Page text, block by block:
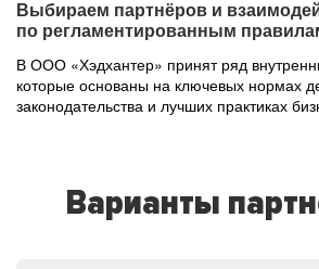
Выбираем партнёров и
по регламентированным
В ООО «Хэдхантер» принят ряд
которые основаны на ключевых нормах
законодательства и лучших практиках
Варианты